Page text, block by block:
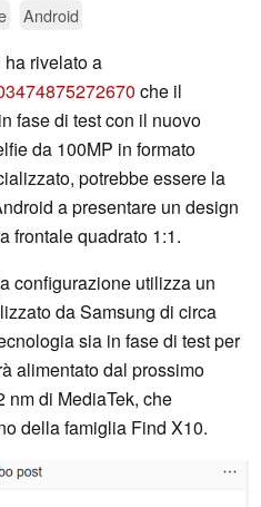
Android
rivelato a
che il
fase di test con il nuovo
da 100MP in formato
potrebbe essere la
a presentare un design
frontale quadrato 1:1.
configurazione utilizza un
da Samsung di circa
sia in fase di test per
alimentato dal prossimo
nm di MediaTek, che
della famiglia Find X10.